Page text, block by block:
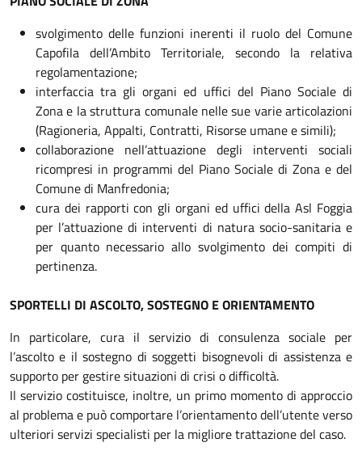
svolgimento delle funzioni inerenti il ruolo del Comune
Capofila dell’Ambito Territoriale, secondo la relativa
regolamentazione;
interfaccia tra gli organi ed uffici del Piano Sociale di
Zona e la struttura comunale nelle sue varie articolazioni
(Ragioneria, Appalti, Contratti, Risorse umane e simili);
collaborazione nell’attuazione degli interventi sociali
ricompresi in programmi del Piano Sociale di Zona e del
Comune di Manfredonia;
cura dei rapporti con gli organi ed uffici della Asl Foggia
per l’attuazione di interventi di natura socio-sanitaria e
per quanto necessario allo svolgimento dei compiti di
pertinenza.
SPORTELLI DI ASCOLTO, SOSTEGNO E ORIENTAMENTO
In particolare, cura il servizio di consulenza sociale per
l’ascolto e il sostegno di soggetti bisognevoli di assistenza e
supporto per gestire situazioni di crisi o difficoltà.
Il servizio costituisce, inoltre, un primo momento di approccio
al problema e può comportare l’orientamento dell’utente verso
ulteriori servizi specialisti per la migliore trattazione del caso.